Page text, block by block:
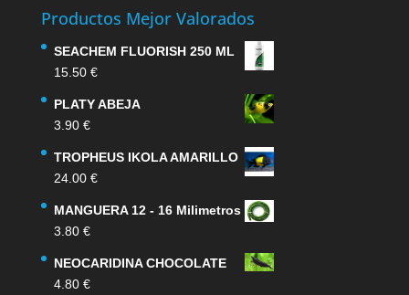
Productos Mejor Valorados
SEACHEM FLUORISH 250 ML
15.50 €
PLATY ABEJA
3.90 €
TROPHEUS IKOLA AMARILLO
24.00 €
MANGUERA 12 - 16 Milimetros
3.80 €
NEOCARIDINA CHOCOLATE
4.80 €